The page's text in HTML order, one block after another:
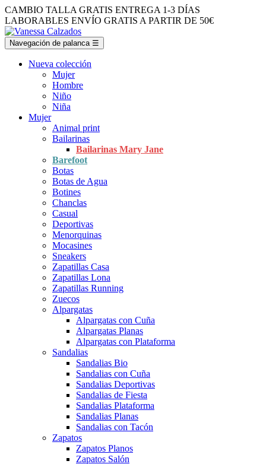
CAMBIO TALLA GRATIS ENTREGA 1-3 DÍAS
LABORABLES ENVÍO GRATIS A PARTIR DE 50€
Navegación de palanca ☰
Nueva colección
Mujer
Hombre
Niño
Niña
Mujer
Animal print
Bailarinas
Bailarinas Mary Jane
Barefoot
Botas
Botas de Agua
Botines
Chanclas
Casual
Deportivas
Menorquinas
Mocasines
Sneakers
Zapatillas Casa
Zapatillas Lona
Zapatillas Running
Zuecos
Alpargatas
Alpargatas con Cuña
Alpargatas Planas
Alpargatas con Plataforma
Sandalias
Sandalias Bio
Sandalias con Cuña
Sandalias Deportivas
Sandalias de Fiesta
Sandalias Plataforma
Sandalias Planas
Sandalias con Tacón
Zapatos
Zapatos Planos
Zapatos Salón